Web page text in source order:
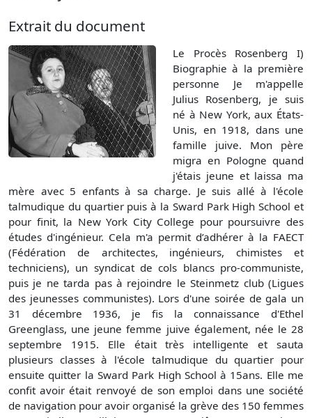
Extrait du document
Le Procès Rosenberg I)
Biographie à la première
personne Je m'appelle
Julius Rosenberg, je suis
né à New York, aux États-
Unis, en 1918, dans une
famille juive. Mon père
migra en Pologne quand
j'étais jeune et laissa ma
mère avec 5 enfants à sa charge. Je suis allé à l'école
talmudique du quartier puis à la Sward Park High School et
pour finit, la New York City College pour poursuivre des
études d'ingénieur. Cela m'a permit d’adhérer à la FAECT
(Fédération de architectes, ingénieurs, chimistes et
techniciens), un syndicat de cols blancs pro-communiste,
puis je ne tarda pas à rejoindre le Steinmetz club (Ligues
des jeunesses communistes). Lors d'une soirée de gala un
31 décembre 1936, je fis la connaissance d'Ethel
Greenglass, une jeune femme juive également, née le 28
septembre 1915. Elle était très intelligente et sauta
plusieurs classes à l'école talmudique du quartier pour
ensuite quitter la Sward Park High School à 15ans. Elle me
confit avoir était renvoyé de son emploi dans une société
de navigation pour avoir organisé la grève des 150 femmes